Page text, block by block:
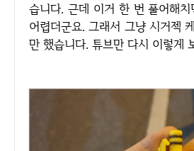
습니다. 근데 이거 한 번 풀어해
어렵더군요. 그래서 그냥 시거젝
만 했습니다. 튜브만 다시 이렇게